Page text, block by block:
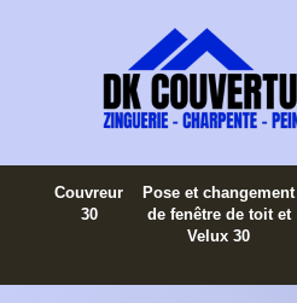
Couvreur
30
Pose et changement
de fenêtre de toit et
Velux 30